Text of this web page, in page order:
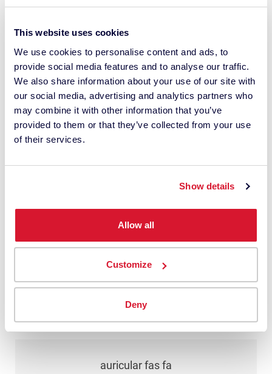
This website uses cookies
We use cookies to personalise content and ads, to
provide social media features and to analyse our traffic.
We also share information about your use of our site with
our social media, advertising and analytics partners who
may combine it with other information that you’ve
provided to them or that they’ve collected from your use
of their services.
Show details
Allow all
Customize
Deny
auricular fas fa
Al marcar esta casilla, acepto recibir
comunicaciones de Datacolor sobre
contenido, productos y servicios
relevantes. Puedo darme de baja en
cualquier momento.
*
Entiendo que Datacolor procesa mis
datos personales con esta solicitud. Esto
y doy mi consentimiento.
Enviar